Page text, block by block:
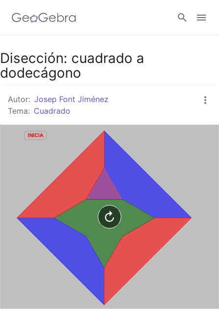
Google Classroom
Abrir sesión
Disección: cuadrado a
dodecágono
Autor: Josep Font Jiménez
Tema: Cuadrado